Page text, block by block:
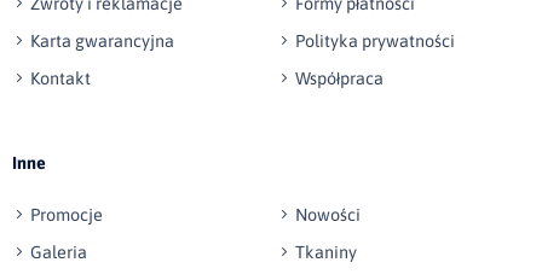
Wyślij opinię
Karta gwarancyjna
Polityka prywatności
Kontakt
Współpraca
Inne
Promocje
Nowości
Galeria
Tkaniny